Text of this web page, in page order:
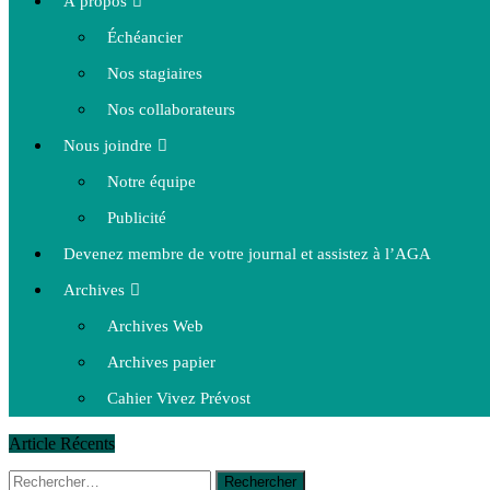
Échéancier
Nos stagiaires
Nos collaborateurs
Nous joindre
Notre équipe
Publicité
Devenez membre de votre journal et assistez à l’AGA
Archives
Archives Web
Archives papier
Cahier Vivez Prévost
Article Récents
14 octobre 2015
La course de boîtes à savon du club
Rechercher :